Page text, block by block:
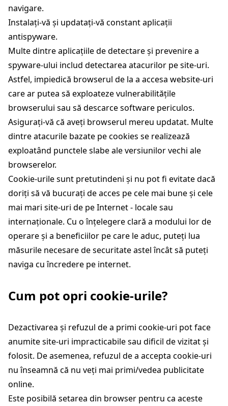
navigare.
Instalați-vă și updatați-vă constant aplicații
antispyware.
Multe dintre aplicațiile de detectare și prevenire a
spyware-ului includ detectarea atacurilor pe site-uri.
Astfel, impiedică browserul de la a accesa website-uri
care ar putea să exploateze vulnerabilitățile
browserului sau să descarce software periculos.
Asigurați-vă că aveți browserul mereu updatat. Multe
dintre atacurile bazate pe cookies se realizează
exploatând punctele slabe ale versiunilor vechi ale
browserelor.
Cookie-urile sunt pretutindeni și nu pot fi evitate dacă
doriți să vă bucurați de acces pe cele mai bune și cele
mai mari site-uri de pe Internet - locale sau
internaționale. Cu o înțelegere clară a modului lor de
operare și a beneficiilor pe care le aduc, puteți lua
măsurile necesare de securitate astel încât să puteți
naviga cu încredere pe internet.
Cum pot opri cookie-urile?
Dezactivarea și refuzul de a primi cookie-uri pot face
anumite site-uri impracticabile sau dificil de vizitat și
folosit. De asemenea, refuzul de a accepta cookie-uri
nu înseamnă că nu veți mai primi/vedea publicitate
online.
Este posibilă setarea din browser pentru ca aceste